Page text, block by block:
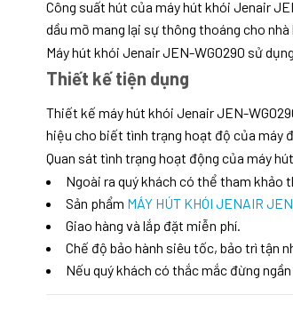
Công suất hút của máy hút khói Jenair
dầu mỡ mang lại sự thông thoáng cho nhà
Máy hút khói Jenair JEN-WG0290 sử
Thiết kế tiện dụng
Thiết kế máy hút khói Jenair JEN-
hiệu cho biết tình trạng hoạt độ của máy
Quan sát tình trạng hoạt động của máy
Ngoài ra quý khách có thể tham khảo
Sản phẩm MÁY HÚT KHÓI JENAIR
Giao hàng và lắp đặt miễn phí.
Chế độ bảo hành siêu tốc, bảo trì tận
Nếu quý khách có thắc mắc đừng